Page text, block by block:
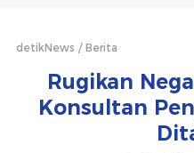
detikNews Berita
Rugikan
Konsultan